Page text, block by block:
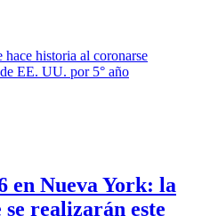
en Nueva York: la
realizarán este